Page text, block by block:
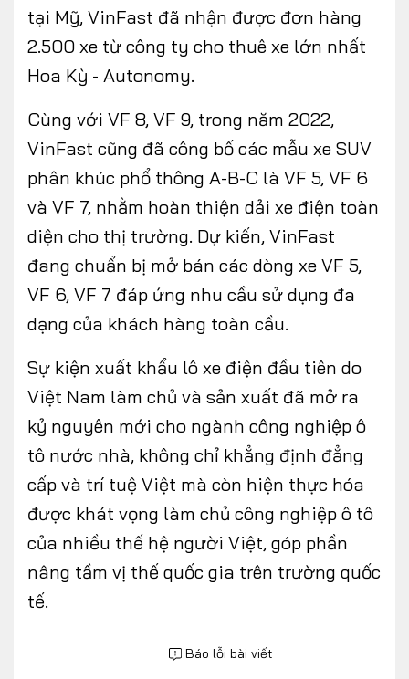
tại Mỹ, VinFast đã nhận được đơn hàng
2.500 xe từ công ty cho thuê xe lớn nhất
Hoa Kỳ - Autonomy.
Cùng với VF 8, VF 9, trong năm 2022,
VinFast cũng đã công bố các mẫu xe SUV
phân khúc phổ thông A-B-C là VF 5, VF 6
và VF 7, nhằm hoàn thiện dải xe điện toàn
diện cho thị trường. Dự kiến, VinFast
đang chuẩn bị mở bán các dòng xe VF 5,
VF 6, VF 7 đáp ứng nhu cầu sử dụng đa
dạng của khách hàng toàn cầu.
Sự kiện xuất khẩu lô xe điện đầu tiên do
Việt Nam làm chủ và sản xuất đã mở ra
kỷ nguyên mới cho ngành công nghiệp ô
tô nước nhà, không chỉ khẳng định đẳng
cấp và trí tuệ Việt mà còn hiện thực hóa
được khát vọng làm chủ công nghiệp ô tô
của nhiều thế hệ người Việt, góp phần
nâng tầm vị thế quốc gia trên trường quốc
tế.
Báo lỗi bài viết